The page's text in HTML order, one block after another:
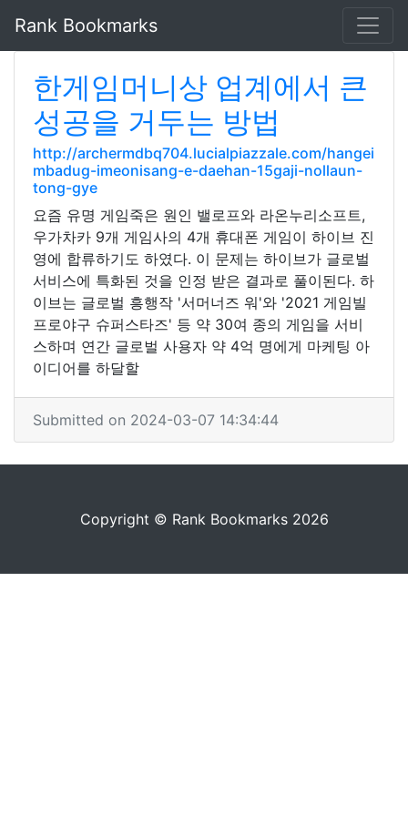
Rank Bookmarks
한게임머니상 업계에서 큰
성공을 거두는 방법
http://archermdbq704.lucialpiazzale.com/hangei
mbadug-imeonisang-e-daehan-15gaji-nollaun-
tong-gye
요즘 유명 게임죽은 원인 밸로프와 라온누리소프트,
우가차카 9개 게임사의 4개 휴대폰 게임이 하이브 진
영에 합류하기도 하였다. 이 문제는 하이브가 글로벌
서비스에 특화된 것을 인정 받은 결과로 풀이된다. 하
이브는 글로벌 흥행작 '서머너즈 워'와 '2021 게임빌
프로야구 슈퍼스타즈' 등 약 30여 종의 게임을 서비
스하며 연간 글로벌 사용자 약 4억 명에게 마케팅 아
이디어를 하달할
Submitted on 2024-03-07 14:34:44
Copyright © Rank Bookmarks 2026